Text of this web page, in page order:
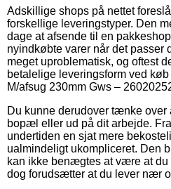
Adskillige shops på nettet
forskellige leveringstyper. Den
dage at afsende til en
nyindkøbte varer når det passer
meget uproblematisk, og oftest
betalelige leveringsform ved
M/afsug 230mm Gws –
Du kunne derudover tænke
bopæl eller ud på dit arbejde.
undertiden en sjat mere
ualmindeligt ukompliceret. Den
kan ikke benægtes at være at du
dog forudsætter at du lever nær